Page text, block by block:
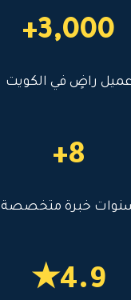
3,000+
عميل راضٍ في الكويت
8+
خبرة متخصصة
4.9★